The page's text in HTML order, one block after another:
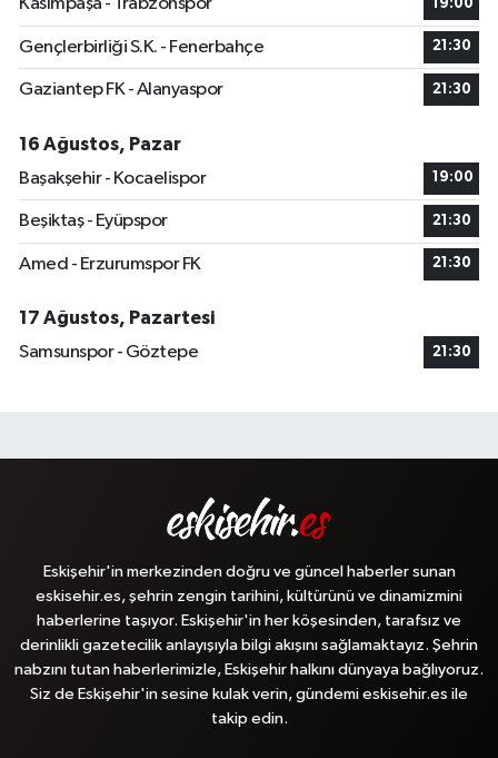
Kasımpaşa - Trabzonspor 19:00
Gençlerbirliği S.K. - Fenerbahçe 21:30
Gaziantep FK - Alanyaspor 21:30
16 Ağustos, Pazar
Başakşehir - Kocaelispor
19:00
Beşiktaş - Eyüpspor 21:30
Amed - Erzurumspor FK 21:30
17 Ağustos, Pazartesi
Samsunspor - Göztepe
21:30
Eskişehir'in merkezinden doğru ve güncel haberler sunan
eskisehir.es, şehrin zengin tarihini, kültürünü ve dinamizmini
haberlerine taşıyor. Eskişehir'in her köşesinden, tarafsız ve
derinlikli gazetecilik anlayışıyla bilgi akışını sağlamaktayız. Şehrin
nabzını tutan haberlerimizle, Eskişehir halkını dünyaya bağlıyoruz.
Siz de Eskişehir'in sesine kulak verin, gündemi eskisehir.es ile
takip edin.